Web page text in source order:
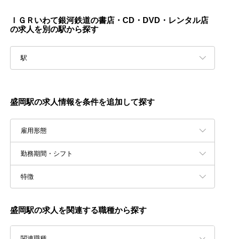
ＩＧＲいわて銀河鉄道の書店・CD・DVD・レンタル店
の求人を別の駅から探す
駅
盛岡駅の求人情報を条件を追加して探す
雇用形態
勤務期間・シフト
特徴
盛岡駅の求人を関連する職種から探す